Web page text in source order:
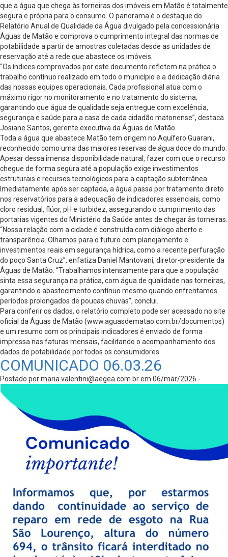
que a água que chega às torneiras dos imóveis em Matão é totalmente
segura e própria para o consumo. O panorama é o destaque do
Relatório Anual de Qualidade da Água divulgado pela concessionária
Águas de Matão e comprova o cumprimento integral das normas de
potabilidade a partir de amostras coletadas desde as unidades de
reservação até a rede que abastece os imóveis.
“Os índices comprovados por este documento refletem na prática o
trabalho contínuo realizado em todo o município e a dedicação diária
das nossas equipes operacionais. Cada profissional atua com o
máximo rigor no monitoramento e no tratamento do sistema,
garantindo que água de qualidade seja entregue com excelência,
segurança e saúde para a casa de cada cidadão matonense”, destaca
Josiane Santos, gerente executiva da Águas de Matão.
Toda a água que abastece Matão tem origem no Aquífero Guarani,
reconhecido como uma das maiores reservas de água doce do mundo.
Apesar dessa imensa disponibilidade natural, fazer com que o recurso
chegue de forma segura até a população exige investimentos
estruturais e recursos tecnológicos para a captação subterrânea.
Imediatamente após ser captada, a água passa por tratamento direto
nos reservatórios para a adequação de indicadores essenciais, como
cloro residual, flúor, pH e turbidez, assegurando o cumprimento das
portarias vigentes do Ministério da Saúde antes de chegar às torneiras.
“Nossa relação com a cidade é construída com diálogo aberto e
transparência. Olhamos para o futuro com planejamento e
investimentos reais em segurança hídrica, como a recente perfuração
do poço Santa Cruz”, enfatiza Daniel Mantovani, diretor-presidente da
Águas de Matão. “Trabalhamos intensamente para que a população
sinta essa segurança na prática, com água de qualidade nas torneiras,
garantindo o abastecimento contínuo mesmo quando enfrentamos
períodos prolongados de poucas chuvas”, conclui.
Para conferir os dados, o relatório completo pode ser acessado no site
oficial da Águas de Matão (www.aguasdematao.com.br/documentos)
e um resumo com os principais indicadores é enviado de forma
impressa nas faturas mensais, facilitando o acompanhamento dos
dados de potabilidade por todos os consumidores.
COMUNICADO 06.03.26
Postado pormaria.valentini@aegea.com.brem 06/mar/2026 -